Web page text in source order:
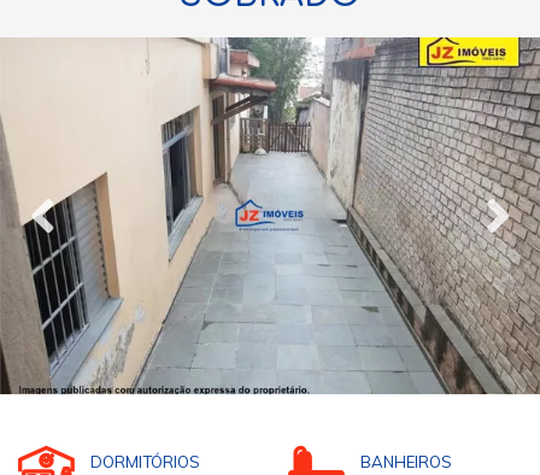
DORMITÓRIOS BANHEIROS